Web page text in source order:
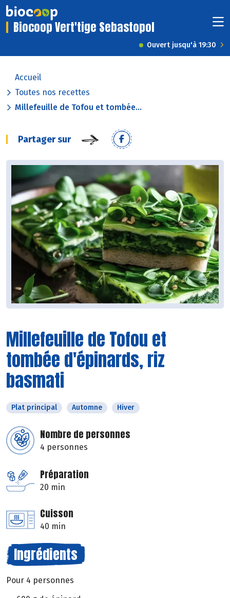
Biocoop Vert'tige Sebastopol
Ouvert jusqu'à 19:30
Accueil
Toutes nos recettes
Millefeuille de Tofou et tombée...
Partager sur
Millefeuille de Tofou et
tombée d'épinards, riz
basmati
Plat principal Automne Hiver
Nombre de personnes
4 personnes
Préparation
20 min
Cuisson
40 min
Ingrédients
Pour 4 personnes